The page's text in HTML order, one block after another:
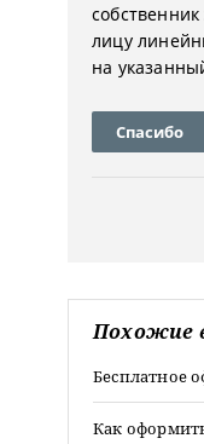
лицу
на
Спасибо
Похожие
Бесплатное
Как